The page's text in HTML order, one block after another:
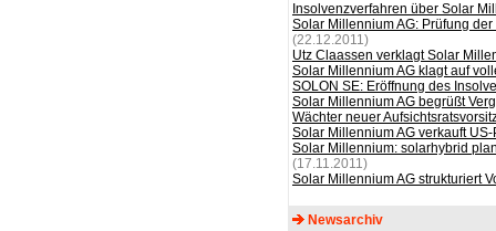
Insolvenzverfahren über Solar
Solar Millennium AG: Prüfung
(22.12.2011)
Utz Claassen verklagt Solar
Solar Millennium AG klagt auf
SOLON SE: Eröffnung des
Solar Millennium AG begrüßt
Wächter neuer
Solar Millennium AG verkauft
Solar Millennium: solarhybrid
(17.11.2011)
Solar Millennium AG strukturiert
Newsarchiv